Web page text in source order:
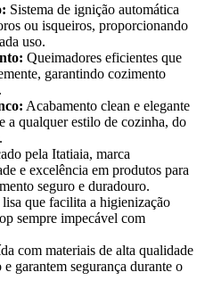
Sistema de ignição automática
ou isqueiros, proporcionando
uso.
Queimadores eficientes que
garantindo cozimento
Acabamento clean e elegante
a qualquer estilo de cozinha, do
pela Itatiaia, marca
e excelência em produtos para
seguro e duradouro.
que facilita a higienização
sempre impecável com
com materiais de alta qualidade
garantem segurança durante o